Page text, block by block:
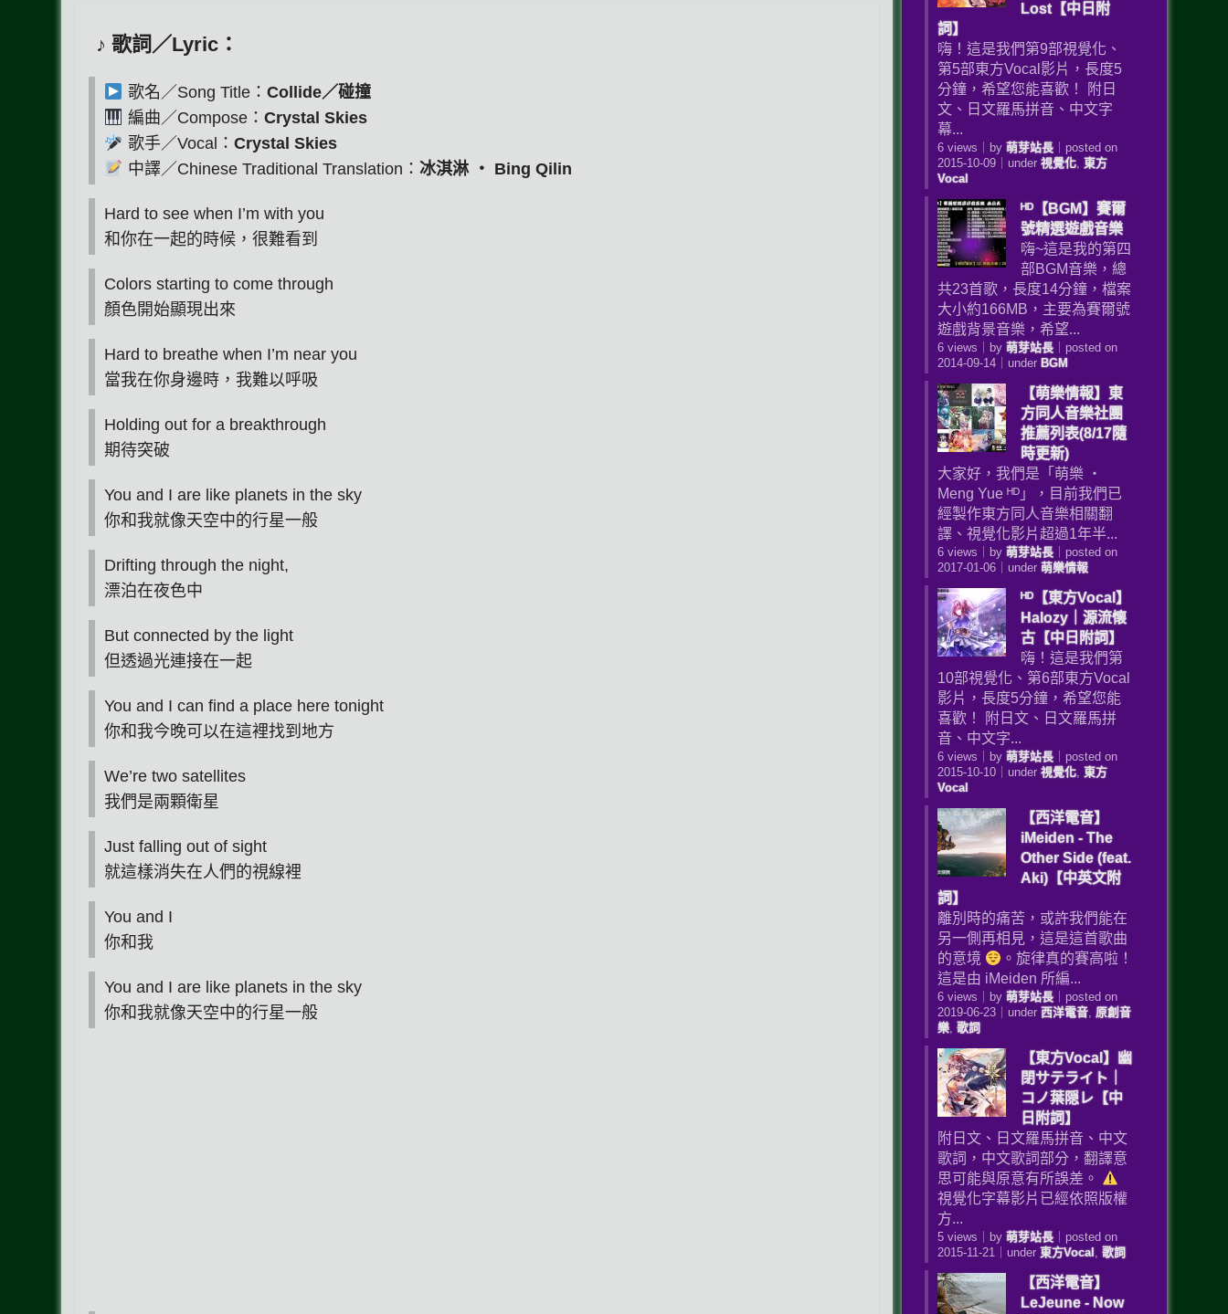
♪ 歌詞／Lyric：
歌名／Song Title： Collide／碰撞
編曲／Compose： Crystal Skies
歌手／Vocal： Crystal Skies
中譯／Chinese Traditional Translation： 冰淇淋 ‧ Bing Qilin
Hard to see when I’m with you
和你在一起的時候，很難看到
Colors starting to come through
顏色開始顯現出來
Hard to breathe when I’m near you
當我在你身邊時，我難以呼吸
Holding out for a breakthrough
期待突破
You and I are like planets in the sky
你和我就像天空中的行星一般
Drifting through the night,
漂泊在夜色中
But connected by the light
但透過光連接在一起
You and I can find a place here tonight
你和我今晚可以在這裡找到地方
We’re two satellites
我們是兩顆衛星
Just falling out of sight
就這樣消失在人們的視線裡
You and I
你和我
You and I are like planets in the sky
你和我就像天空中的行星一般
Lost【中日附
詞】
嗨！這是我們第9部視覺化、
第5部東方Vocal影片，長度5
分鐘，希望您能喜歡！ 附日
文、日文羅馬拼音、中文字
幕...
6 views by 萌芽站長｜ posted on
2015-10-09｜ under 視覺化, 東方
Vocal
ᴴᴰ【BGM】賽爾
號精選遊戲音樂
嗨~這是我的第四
部BGM音樂，總
共23首歌，長度14分鐘，檔案
大小約166MB，主要為賽爾號
遊戲背景音樂，希望...
6 views by 萌芽站長｜ posted on
2014-09-14｜ under BGM
【萌樂情報】東
方同人音樂社團
推薦列表(8/17隨
時更新)
大家好，我們是「萌樂 ‧
Meng Yue ᴴᴰ」，目前我們已
經製作東方同人音樂相關翻
譯、視覺化影片超過1年半...
6 views by 萌芽站長｜ posted on
2017-01-06｜ under 萌樂情報
ᴴᴰ【東方Vocal】
Halozy｜源流懐
古【中日附詞】
嗨！這是我們第
10部視覺化、第6部東方Vocal
影片，長度5分鐘，希望您能
喜歡！ 附日文、日文羅馬拼
音、中文字...
6 views by 萌芽站長｜ posted on
2015-10-10｜ under 視覺化, 東方
Vocal
【西洋電音】
iMeiden - The
Other Side (feat.
Aki)【中英文附
詞】
離別時的痛苦，或許我們能在
另一側再相見，這是這首歌曲
的意境
。旋律真的賽高啦！
這是由 iMeiden 所編...
6 views by 萌芽站長｜ posted on
2019-06-23｜ under 西洋電音, 原創音
樂, 歌詞
【東方Vocal】幽
閉サテライト｜
コノ葉隠レ【中
日附詞】
附日文、日文羅馬拼音、中文
歌詞，中文歌詞部分，翻譯意
思可能與原意有所誤差。
視覺化字幕影片已經依照版權
方...
5 views by 萌芽站長｜ posted on
2015-11-21｜ under 東方Vocal , 歌詞
【西洋電音】
LeJeune - Now